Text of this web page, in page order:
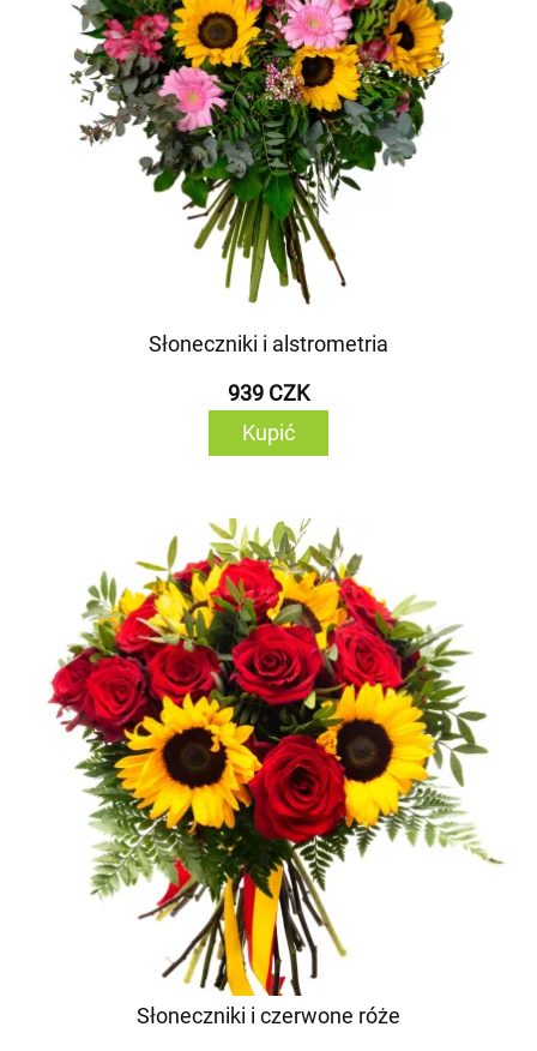
Słoneczniki i alstrometria
939 CZK
Kupić
Słoneczniki i czerwone róże